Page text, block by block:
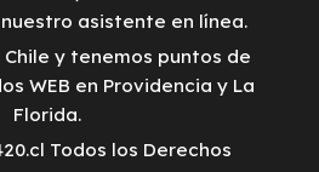
asistente en línea.
y tenemos puntos de
WEB en Providencia y La
Florida.
Todos los Derechos